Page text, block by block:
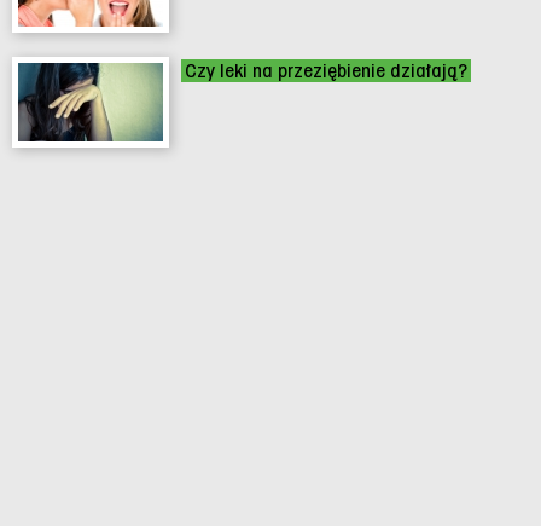
Czy leki na przeziębienie działają?